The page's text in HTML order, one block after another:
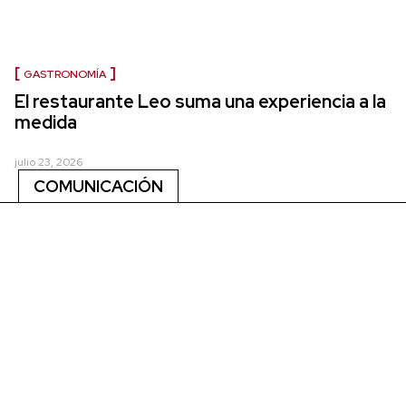
GASTRONOMÍA
El restaurante Leo suma una experiencia a la
medida
julio 23, 2026
COMUNICACIÓN